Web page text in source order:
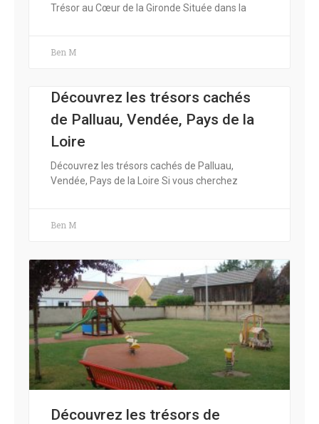
Trésor au Cœur de la Gironde Située dans la
Ben M
Découvrez les trésors cachés
de Palluau, Vendée, Pays de la
Loire
Découvrez les trésors cachés de Palluau,
Vendée, Pays de la Loire Si vous cherchez
Ben M
Découvrez les trésors de